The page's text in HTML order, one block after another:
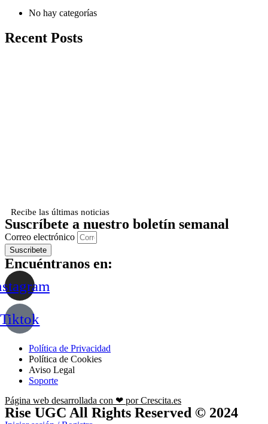
No hay categorías
Recent Posts
Recibe las últimas noticias
Suscríbete a nuestro boletín semanal
Correo electrónico
Suscribete
Encuéntranos en:
Tiktok
Política de Privacidad
Política de Cookies
Aviso Legal
Soporte
Página web desarrollada con ❤ por Crescita.es
Rise UGC All Rights Reserved © 2024